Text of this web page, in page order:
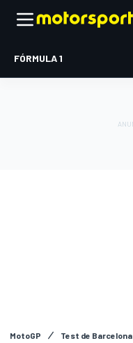
FÓRMULA 1
MotoGP Test de Barcelona